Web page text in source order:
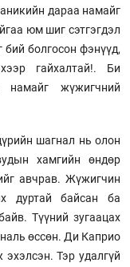
дараа намайг
юм шиг сэтгэгдэл
бий болгосон фэнүүд,
гайхалтай!. Би
намайг жүжигчний
шагнал нь олон
хамгийн өндөр
авчрав. Жүжигчин
дуртай байсан ба
Түүний зугаацах
өссөн. Ди Каприо
Тэр удалгүй